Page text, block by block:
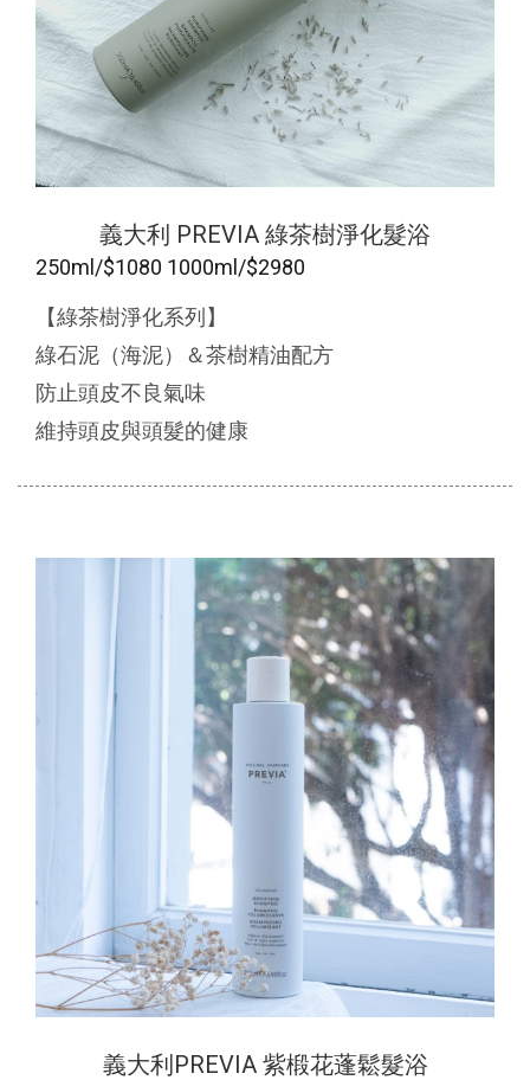
義大利 PREVIA 綠茶樹淨化髮浴
250ml/$1080 1000ml/$2980
【綠茶樹淨化系列】
綠石泥（海泥）＆茶樹精油配方
防止頭皮不良氣味
維持頭皮與頭髮的健康
義大利PREVIA 紫椴花蓬鬆髮浴